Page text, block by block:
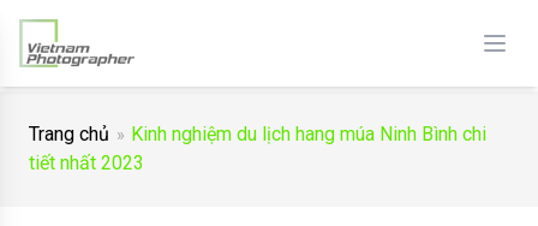
Trang chủ
Kinh nghiệm du lịch hang múa Ninh Bình chi
tiết nhất 2023